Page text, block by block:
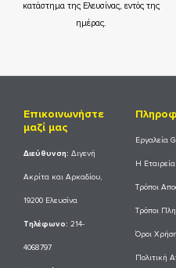
κατάστημα της Ελευσίνας, εντός της
ημέρας.
Επικοινωνήστε
μαζί μας
Διεύθυνση: Διγενή
Ακρίτα και Αρκαδίου,
19200 Ελευσίνα
Tηλέφωνο: 214-
4068797
Εργαλεία
Η Εταιρεία
Τρόποι
Τρόποι
Όροι
Πολιτική